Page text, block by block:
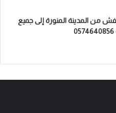
من المدينة المنورة إلى جميع